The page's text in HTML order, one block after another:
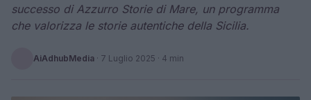
successo di Azzurro Storie di Mare, un programma
che valorizza le storie autentiche della Sicilia.
AiAdhubMedia · 7 Luglio 2025 · 4 min